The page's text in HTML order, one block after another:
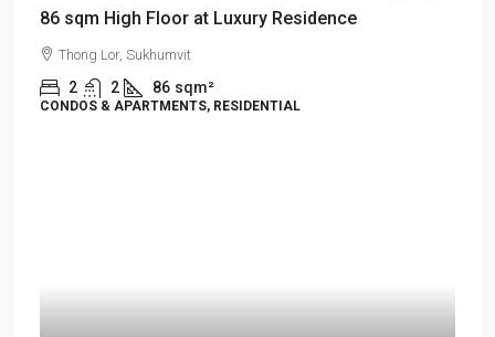
86 sqm High Floor at Luxury Residence
Thong Lor, Sukhumvit
2 2 86 sqm²
CONDOS & APARTMENTS, RESIDENTIAL